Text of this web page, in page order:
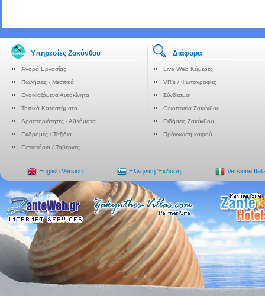
Υπηρεσίες Ζακύνθου Διάφορα
Αγορά Εργασίας
Live Web Κάμερες
Πωλήσεις - Μεσιτικά
VR's / Φωτογραφίες
Ενοικιαζόμενα Αυτοκίνητα
Σύνδεσμοι
Τοπικά Καταστήματα
Οινοποιεία Ζακύνθου
Δραστηριότητες - Αθλήματα
Ειδήσεις Ζακύνθου
Εκδρομές / Ταξίδια
Πρόγνωση καιρού
Εστιατόρια / Ταβέρνες
English Version Ελληνική Έκδοση Versione